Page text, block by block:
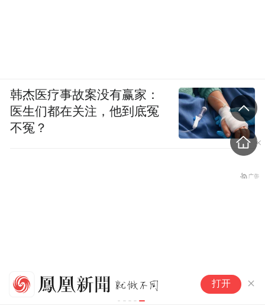
科技公益托管
题”，平安产险
打开
韩杰医疗事故案没有赢家：
医生们都在关注，他到底冤
不冤？